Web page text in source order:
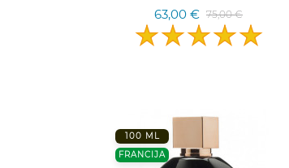
63,00 € 75,00 €
100 ML
FRANCIJA